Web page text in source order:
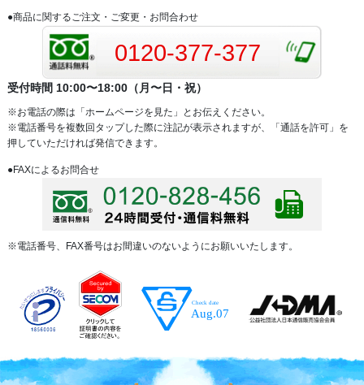
●商品に関するご注文・ご変更・お問合わせ
0120-377-377
受付時間 10:00〜18:00（月〜日・祝）
※お電話の際は「ホームページを見た」とお伝えください。
※電話番号を複数回タップした際に注記が表示されますが、「通話を許可」を
押していただければ発信できます。
●FAXによるお問合せ
※電話番号、FAX番号はお間違いのないようにお願いいたします。